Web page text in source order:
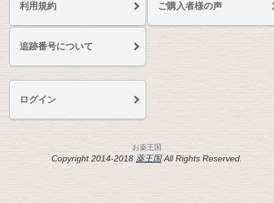
利用規約 ご購入者様の声
追跡番号について
ログイン
お薬王国
Copyright 2014-2018 薬王国All Rights Reserved.